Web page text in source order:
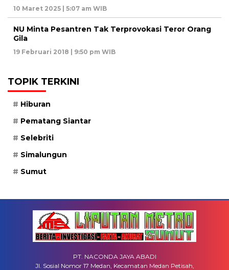
10 Maret 2025 | 5:07 am WIB
NU Minta Pesantren Tak Terprovokasi Teror Orang
Gila
19 Februari 2018 | 9:50 pm WIB
TOPIK TERKINI
Hiburan
Pematang Siantar
Selebriti
Simalungun
Sumut
PT. NACONDA JAYA ABADI
Jl. Sosial Nomor 17 Medan, Kecamatan Medan Petisah,